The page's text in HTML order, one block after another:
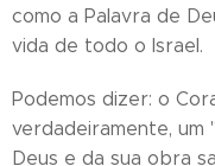
como a Palavra de
vida de todo o Israel.
Podemos dizer: o
verdadeiramente, um
Deus e da sua obra